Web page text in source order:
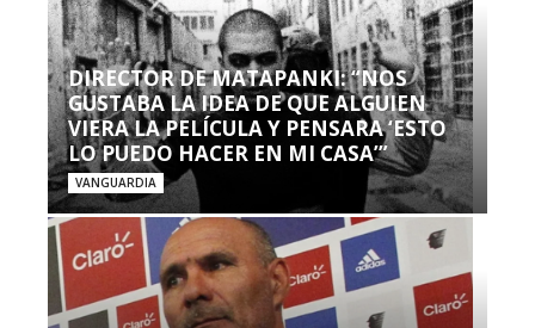
DIRECTOR DE MATAPANKI: “NOS
GUSTABA LA IDEA DE QUE ALGUIEN
VIERA LA PELÍCULA Y PENSARA ‘ESTO
LO PUEDO HACER EN MI CASA’”
VANGUARDIA